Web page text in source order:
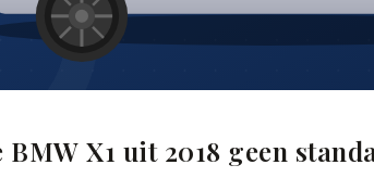
BMW X1 uit 2018 geen